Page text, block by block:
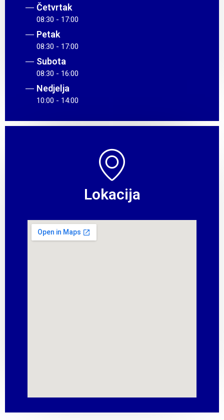
Četvrtak
08:30 - 17:00
Petak
08:30 - 17:00
Subota
08:30 - 16:00
Nedjelja
10:00 - 14:00
Lokacija